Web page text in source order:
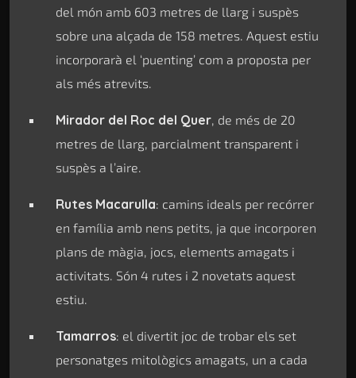
del món amb 603 metres de llarg i suspès
sobre una alçada de 158 metres. Aquest estiu
incorporarà el ‘puenting’ com a proposta per
als més atrevits.
Mirador del Roc del Quer, de més de 20
metres de llarg, parcialment transparent i
suspès a l’aire.
Rutes Macarulla: camins ideals per recórrer
en família amb nens petits, ja que incorporen
plans de màgia, jocs, elements amagats i
activitats. Són 4 rutes i 2 novetats aquest
estiu.
Tamarros: el divertit joc de trobar els set
personatges mitològics amagats, un a cada